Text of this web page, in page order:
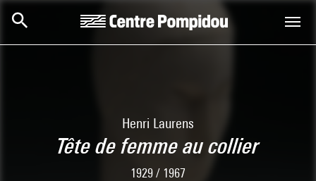
Henri Laurens
Tête de femme au collier
1929 / 1967